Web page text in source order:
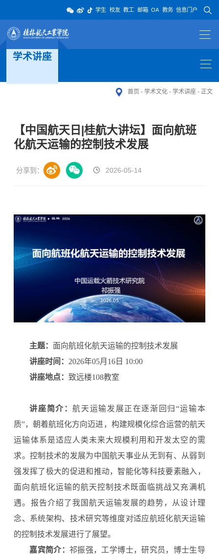
学生 校友 教工 邮箱 OA 教务 信息门户
学术讲座
首页 - 学术文化- 学术讲座- 正文
【中国航天日|桂航大讲坛】面向航班
化航天运输的控制技术发展
分享到： 2026-05-14
主题： 面向航班化航天运输的控制技术发展
讲座时间： 2026年05月16日 10:00
讲座地点： 致远楼108教室
讲座简介：航天运输发展正在逐渐回归“运输本
质”，朝着航班化方向迈进，构建规模化综合运营的航天
运输体系是适应人类未来大规模利用和开发太空的需
求。控制技术的发展为中国航天事业从无到有、从弱到
强发挥了极大的促进和推动，智能化等科技要素融入，
面向航班化运输的航天控制技术既面临挑战又充满机
遇。报告介绍了我国航天运输发展的趋势，从设计理
念、系统架构、技术研究等维度对适应航班化航天运输
的控制技术发展进行了展望。
嘉宾简介： 祁振强，工学博士，研究员，博士生导